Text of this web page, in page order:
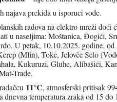
najava prekida u isporuci vode.
radova na elektro mreži doći
u naseljima: Moštanica, Đogići,
U petak, 10.10.2025. godine,
(Mlin), Toke, Jelovče Selo
Kukuruzi, Gluhe, Alibašići,
Trade.
11°C, atmosferski pritisak
temperatura zraka od 15 do